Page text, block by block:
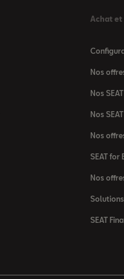
Achat et
Nos
Nos
Nos
Nos
SEAT for
Nos
SEAT